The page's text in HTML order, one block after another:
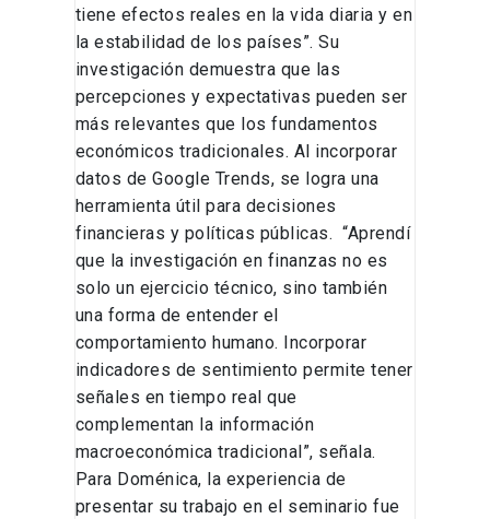
tiene efectos reales en la vida diaria y en
la estabilidad de los países”. Su
investigación demuestra que las
percepciones y expectativas pueden ser
más relevantes que los fundamentos
económicos tradicionales. Al incorporar
datos de Google Trends, se logra una
herramienta útil para decisiones
financieras y políticas públicas. “Aprendí
que la investigación en finanzas no es
solo un ejercicio técnico, sino también
una forma de entender el
comportamiento humano. Incorporar
indicadores de sentimiento permite tener
señales en tiempo real que
complementan la información
macroeconómica tradicional”, señala.
Para Doménica, la experiencia de
presentar su trabajo en el seminario fue